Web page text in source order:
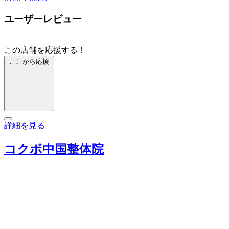
ユーザーレビュー
この店舗を応援する！
ここから応援
詳細を見る
コクボ中国整体院